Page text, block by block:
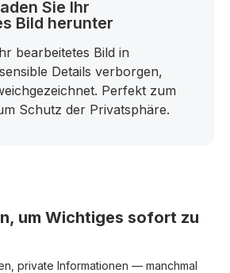
Sie Ihr
Bild herunter
bearbeitetes Bild in
Details verborgen,
Perfekt zum
Schutz der Privatsphäre.
um Wichtiges sofort zu
private Informationen — manchmal